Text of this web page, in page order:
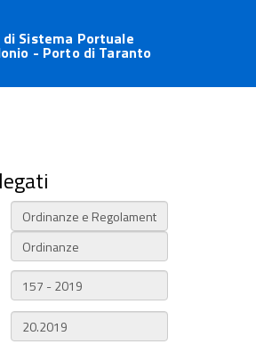
Sistema Portuale
- Porto di Taranto